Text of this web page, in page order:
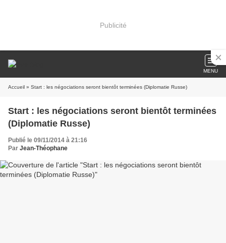
Publicité
MENU
Accueil » Start : les négociations seront bientôt terminées (Diplomatie Russe)
Start : les négociations seront bientôt terminées
(Diplomatie Russe)
Publié le 09/11/2014 à 21:16
Par Jean-Théophane